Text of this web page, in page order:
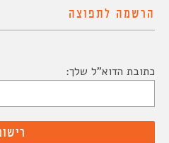
הרשמה לתפוצה
כתובת הדוא"ל שלך: